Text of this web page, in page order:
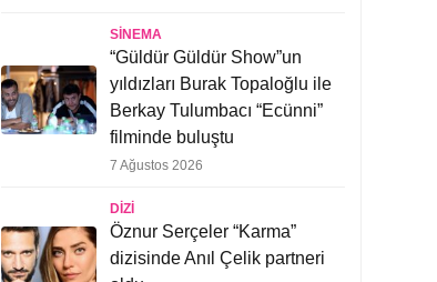
SINEMA
“Güldür Güldür Show”un
yıldızları Burak Topaloğlu ile
Berkay Tulumbacı “Ecünni”
filminde buluştu
7 Ağustos 2026
DIZI
Öznur Serçeler “Karma”
dizisinde Anıl Çelik partneri